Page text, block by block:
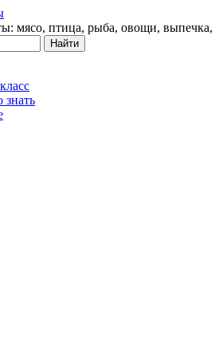
мясо, птица, рыба, овощи,
знать